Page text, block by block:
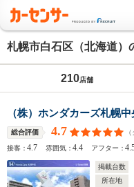
札幌市白石区（北海道）
210店舗
（株）ホンダカーズ札幌
総合評価 4.7
接客：4.7 雰囲気：4.4 アフター：
掲載台数
所在地